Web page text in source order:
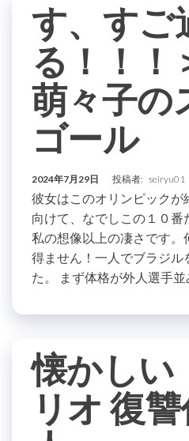
す、すご
る！！！
萌々子の
ゴール
2024年7月29日 投稿者: seiryu01
彼女はこのオリンピックが
向けて、なでしこの１０番
私の想像以上の凄さです。
得ません！一人でブラジル
た。 まず体格が外人選手
懐かしい
リオ 復